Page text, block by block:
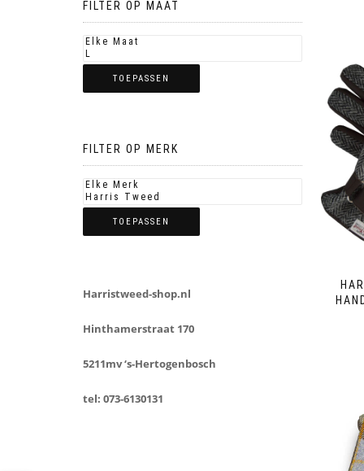
FILTER OP MAAT
TOEPASSEN
FILTER OP MERK
TOEPASSEN
Harristweed-shop.nl
Hinthamerstraat 170
5211mv ‘s-Hertogenbosch
tel: 073-6130131